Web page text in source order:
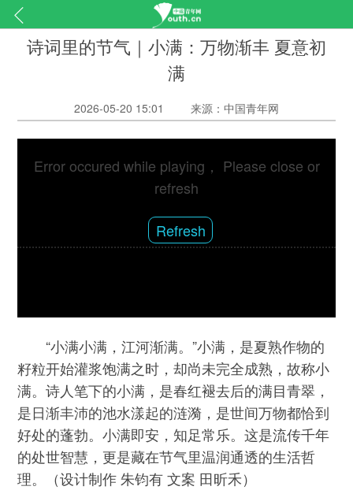
诗词里的节气｜小满：万物渐丰 夏意初
满
2026-05-20 15:01 来源：中国青年网
Error occured while playing， Please close or
refresh
Refresh
“小满小满，江河渐满。”小满，是夏熟作物的
籽粒开始灌浆饱满之时，却尚未完全成熟，故称小
满。诗人笔下的小满，是春红褪去后的满目青翠，
是日渐丰沛的池水漾起的涟漪，是世间万物都恰到
好处的蓬勃。小满即安，知足常乐。这是流传千年
的处世智慧，更是藏在节气里温润通透的生活哲
理。（设计制作 朱钧有 文案 田昕禾）